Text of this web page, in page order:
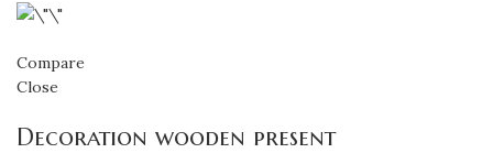
Compare
Close
Decoration wooden present